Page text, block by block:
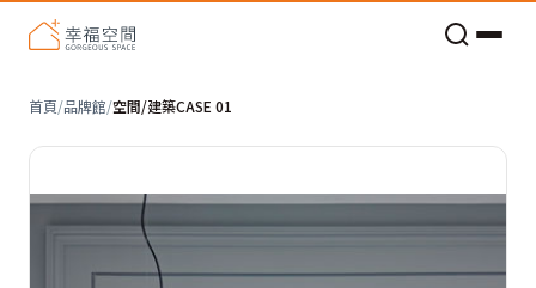
首頁/品牌館/空間/建築CASE 01